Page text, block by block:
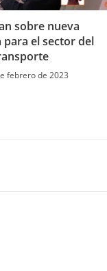
sobre nueva
el sector del
febrero de 2023